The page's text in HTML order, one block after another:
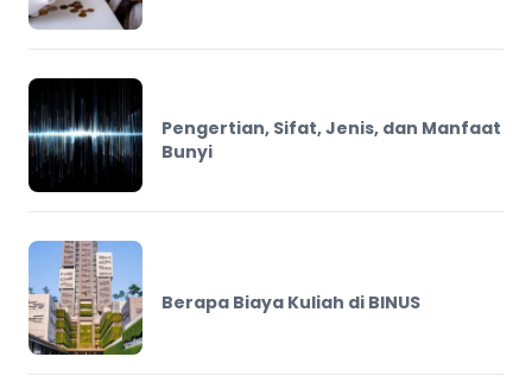
Pengertian, Sifat, Jenis, dan Manfaat
Bunyi
Berapa Biaya Kuliah di BINUS